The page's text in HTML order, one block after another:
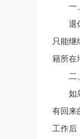
一
退
只能
籍所在
二
如
有回来
工作后